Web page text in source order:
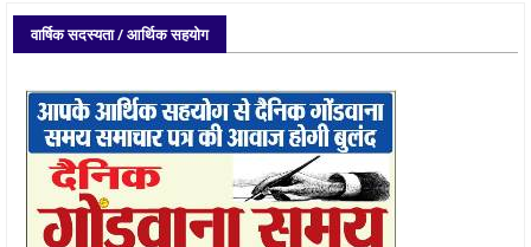
वार्षिक सदस्यता / आर्थिक सहयोग